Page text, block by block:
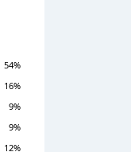
54%
16%
9%
9%
12%